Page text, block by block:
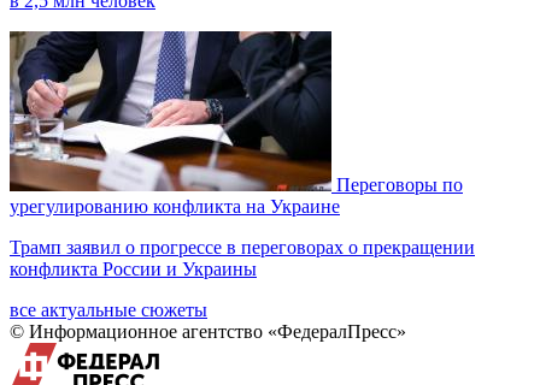
Переговоры по
урегулированию конфликта на Украине
Трамп заявил о прогрессе в переговорах о прекращении
конфликта России и Украины
все актуальные сюжеты
© Информационное агентство «ФедералПресс»